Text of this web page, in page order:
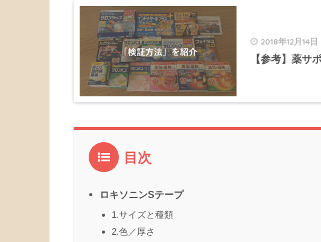
2018年12月14日
【参考】薬サ
目次
ロキソニンSテープ
1.サイズと種類
2.色／厚さ